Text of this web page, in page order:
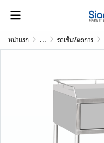
หน้าแรก ... รถเข็นหัตถการ